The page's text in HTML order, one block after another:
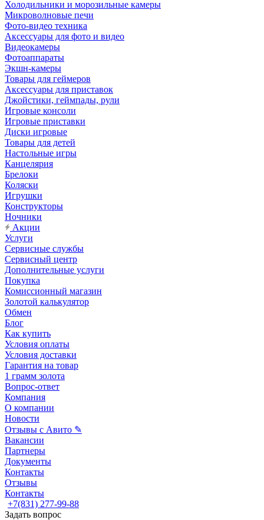
Холодильники и морозильные камеры
Микроволновые печи
Фото-видео техника
Аксессуары для фото и видео
Видеокамеры
Фотоаппараты
Экшн-камеры
Товары для геймеров
Аксессуары для приставок
Джойстики, геймпады, рули
Игровые консоли
Игровые приставки
Диски игровые
Товары для детей
Настольные игры
Канцелярия
Брелоки
Коляски
Игрушки
Конструкторы
Ночники
Акции
Услуги
Сервисные службы
Сервисный центр
Дополнительные услуги
Покупка
Комиссионный магазин
Золотой калькулятор
Обмен
Блог
Как купить
Условия оплаты
Условия доставки
Гарантия на товар
1 грамм золота
Вопрос-ответ
Компания
О компании
Новости
Отзывы с Авито ✎
Вакансии
Партнеры
Документы
Контакты
Отзывы
Контакты
+7(831) 277-99-88
Задать вопрос